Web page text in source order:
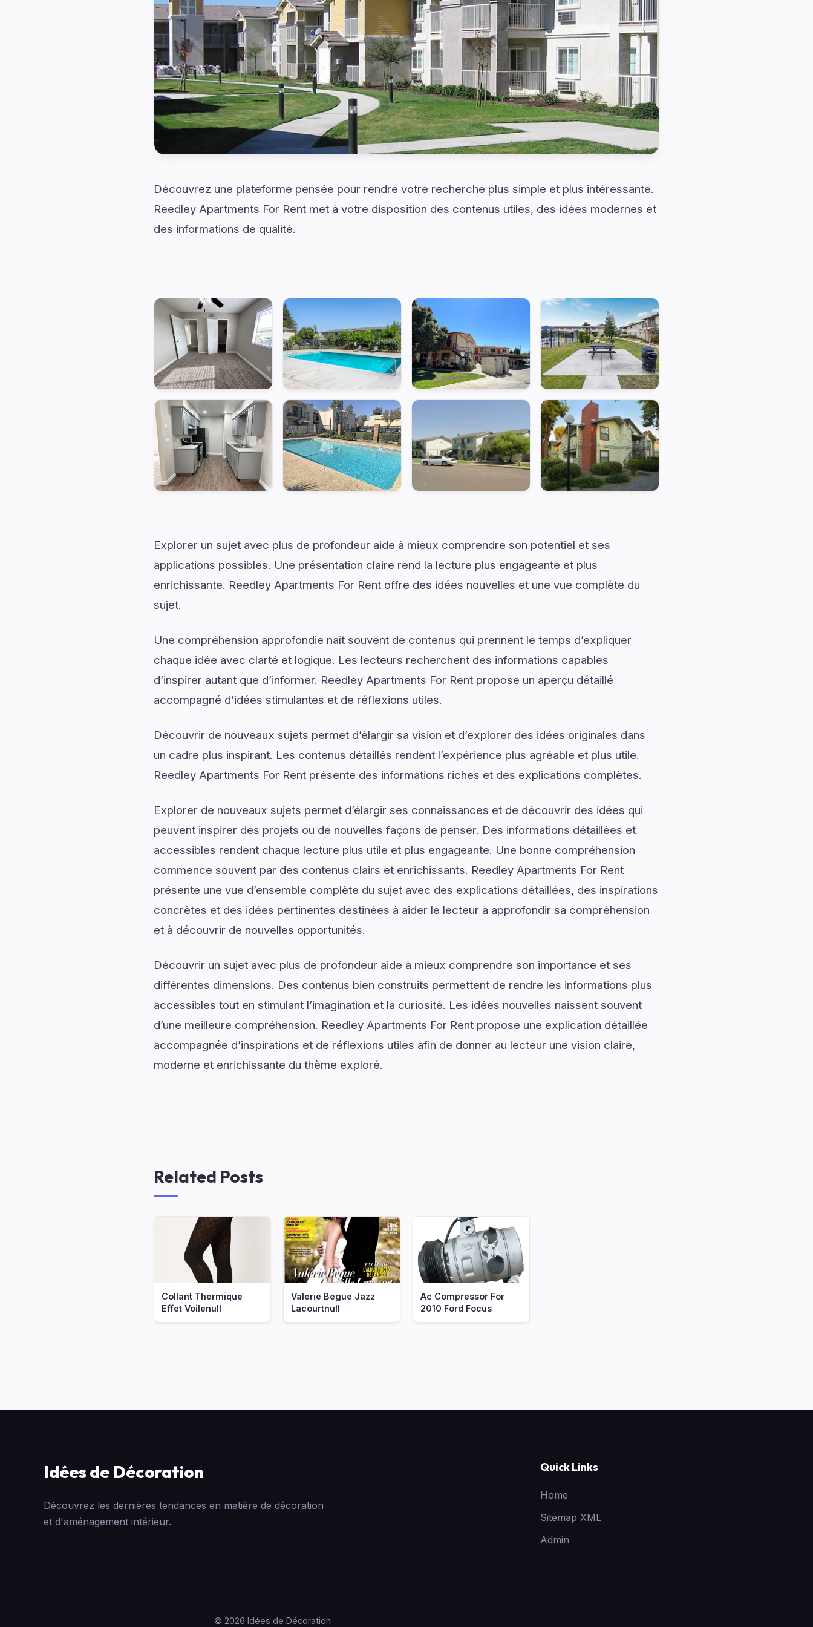
Découvrez une plateforme pensée pour rendre votre recherche plus simple et plus intéressante.
Reedley Apartments For Rent met à votre disposition des contenus utiles, des idées modernes et
des informations de qualité.
Explorer un sujet avec plus de profondeur aide à mieux comprendre son potentiel et ses
applications possibles. Une présentation claire rend la lecture plus engageante et plus
enrichissante. Reedley Apartments For Rent offre des idées nouvelles et une vue complète du
sujet.
Une compréhension approfondie naît souvent de contenus qui prennent le temps d’expliquer
chaque idée avec clarté et logique. Les lecteurs recherchent des informations capables
d’inspirer autant que d’informer. Reedley Apartments For Rent propose un aperçu détaillé
accompagné d’idées stimulantes et de réflexions utiles.
Découvrir de nouveaux sujets permet d’élargir sa vision et d’explorer des idées originales dans
un cadre plus inspirant. Les contenus détaillés rendent l’expérience plus agréable et plus utile.
Reedley Apartments For Rent présente des informations riches et des explications complètes.
Explorer de nouveaux sujets permet d’élargir ses connaissances et de découvrir des idées qui
peuvent inspirer des projets ou de nouvelles façons de penser. Des informations détaillées et
accessibles rendent chaque lecture plus utile et plus engageante. Une bonne compréhension
commence souvent par des contenus clairs et enrichissants. Reedley Apartments For Rent
présente une vue d’ensemble complète du sujet avec des explications détaillées, des inspirations
concrètes et des idées pertinentes destinées à aider le lecteur à approfondir sa compréhension
et à découvrir de nouvelles opportunités.
Découvrir un sujet avec plus de profondeur aide à mieux comprendre son importance et ses
différentes dimensions. Des contenus bien construits permettent de rendre les informations plus
accessibles tout en stimulant l’imagination et la curiosité. Les idées nouvelles naissent souvent
d’une meilleure compréhension. Reedley Apartments For Rent propose une explication détaillée
accompagnée d’inspirations et de réflexions utiles afin de donner au lecteur une vision claire,
moderne et enrichissante du thème exploré.
Related Posts
Collant Thermique
Effet Voilenull
Valerie Begue Jazz
Lacourtnull
Ac Compressor For
2010 Ford Focus
Idées de Décoration
Découvrez les dernières tendances en matière de décoration
et d'aménagement intérieur.
Quick Links
Home
Sitemap XML
Admin
© 2026 Idées de Décoration